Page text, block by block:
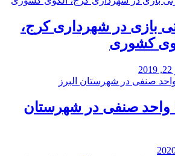
بازی در شهرداری کرج،
کشوری
پلمب ۶ واحد صنفی در شهرستان